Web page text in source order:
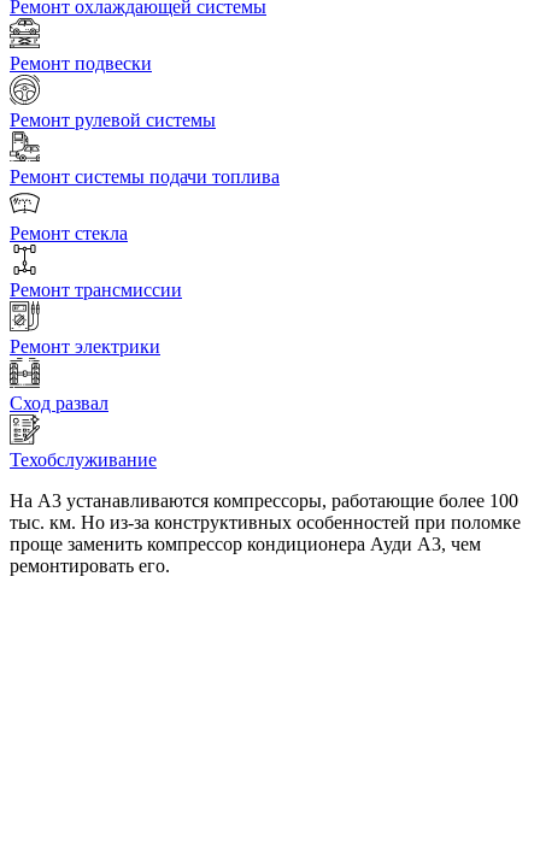
Ремонт охлаждающей системы
Ремонт подвески
Ремонт рулевой системы
Ремонт системы подачи топлива
Ремонт стекла
Ремонт трансмиссии
Ремонт электрики
Сход развал
Техобслуживание
На А3 устанавливаются компрессоры, работающие более 100
тыс. км. Но из-за конструктивных особенностей при поломке
проще заменить компрессор кондиционера Ауди А3, чем
ремонтировать его.